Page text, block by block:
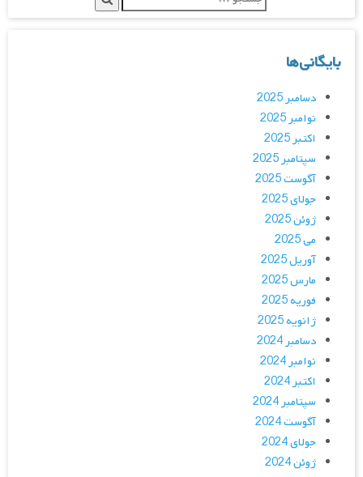
بایگانی‌ها
دسامبر 2025
نوامبر 2025
اکتبر 2025
سپتامبر 2025
آگوست 2025
جولای 2025
ژوئن 2025
می 2025
آوریل 2025
مارس 2025
فوریه 2025
ژانویه 2025
دسامبر 2024
نوامبر 2024
اکتبر 2024
سپتامبر 2024
آگوست 2024
جولای 2024
ژوئن 2024